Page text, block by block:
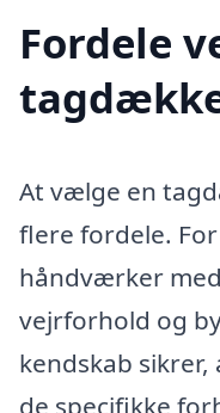
Fordele
At vælge en
flere fordele.
håndværker
vejrforhold og
kendskab
de specifikke